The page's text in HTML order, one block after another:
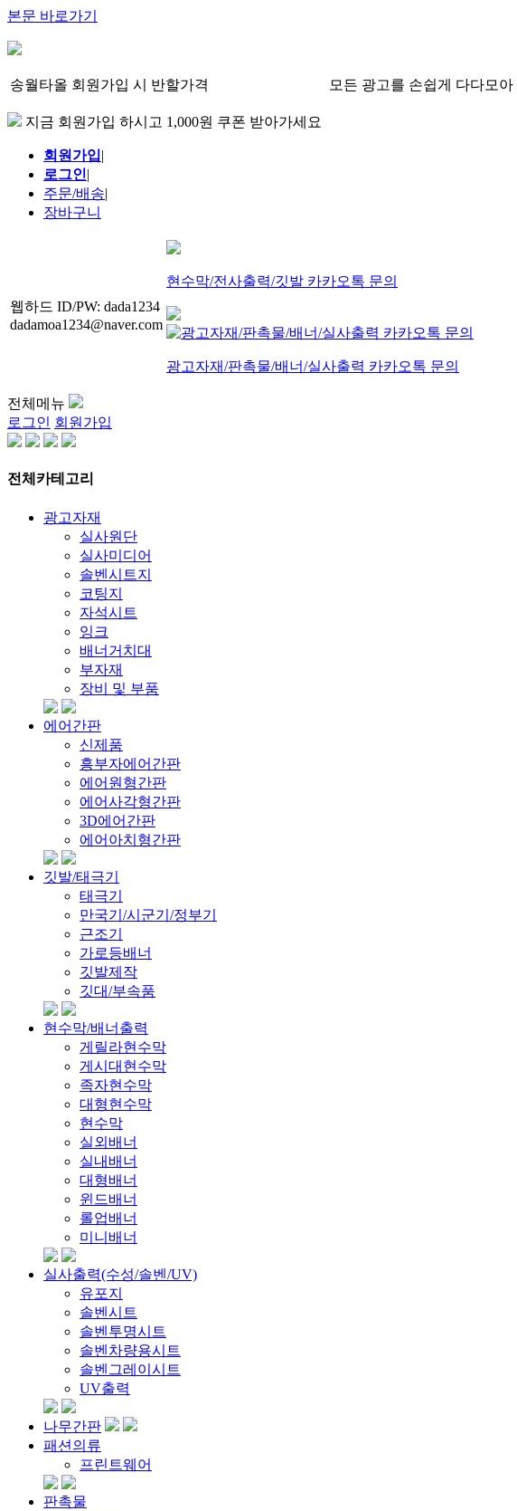
본문 바로가기
송월타올 회원가입 시 반할가격 모든 광고를 손쉽게 다다모아
지금 회원가입 하시고 1,000원 쿠폰 받아가세요
회원가입|
로그인|
주문/배송|
장바구니
웹하드 ID/PW: dada1234
dadamoa1234@naver.com
현수막/전사출력/깃발 카카오톡 문의
광고자재/판촉물/배너/실사출력 카카오톡 문의
전체메뉴
로그인 회원가입
전체카테고리
광고자재
실사원단
실사미디어
솔벤시트지
코팅지
자석시트
잉크
배너거치대
부자재
장비 및 부품
에어간판
신제품
흥부자에어간판
에어원형간판
에어사각형간판
3D에어간판
에어아치형간판
깃발/태극기
태극기
만국기/시군기/정부기
근조기
가로등배너
깃발제작
깃대/부속품
현수막/배너출력
게릴라현수막
게시대현수막
족자현수막
대형현수막
현수막
실외배너
실내배너
대형배너
윈드배너
롤업배너
미니배너
실사출력(수성/솔벤/UV)
유포지
솔벤시트
솔벤투명시트
솔벤차량용시트
솔벤그레이시트
UV출력
나무간판
패션의류
프린트웨어
판촉물